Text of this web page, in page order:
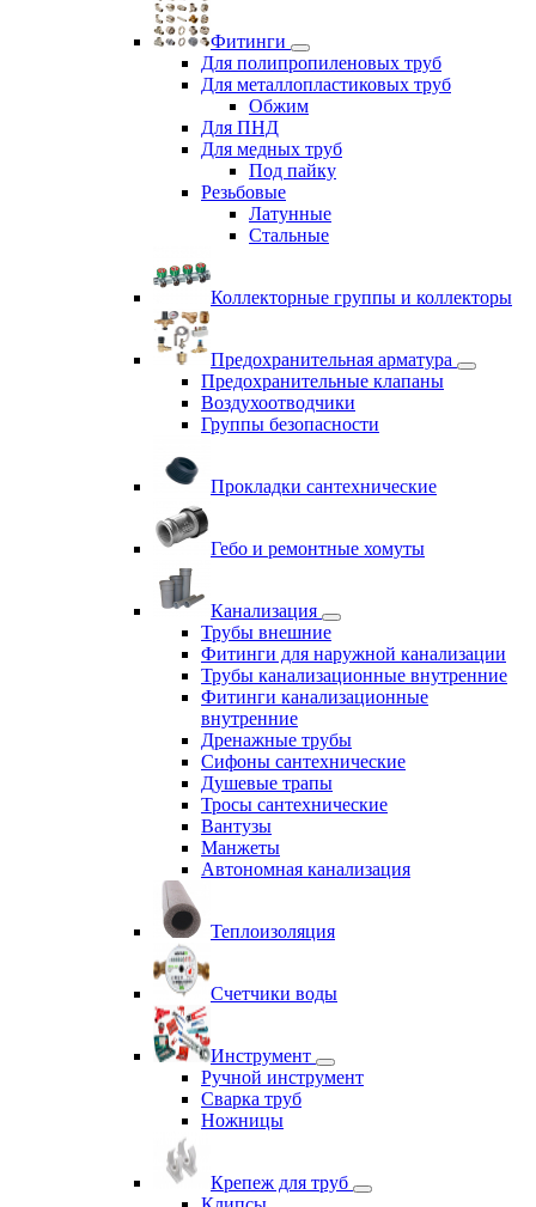
Фитинги
Для полипропиленовых труб
Для металлопластиковых труб
Обжим
Для ПНД
Для медных труб
Под пайку
Резьбовые
Латунные
Cтальные
Коллекторные группы и коллекторы
Предохранительная арматура
Предохранительные клапаны
Воздухоотводчики
Группы безопасности
Прокладки сантехнические
Гебо и ремонтные хомуты
Канализация
Трубы внешние
Фитинги для наружной канализации
Трубы канализационные внутренние
Фитинги канализационные
внутренние
Дренажные трубы
Сифоны сантехнические
Душевые трапы
Тросы сантехнические
Вантузы
Манжеты
Автономная канализация
Теплоизоляция
Счетчики воды
Инструмент
Ручной инструмент
Сварка труб
Ножницы
Крепеж для труб